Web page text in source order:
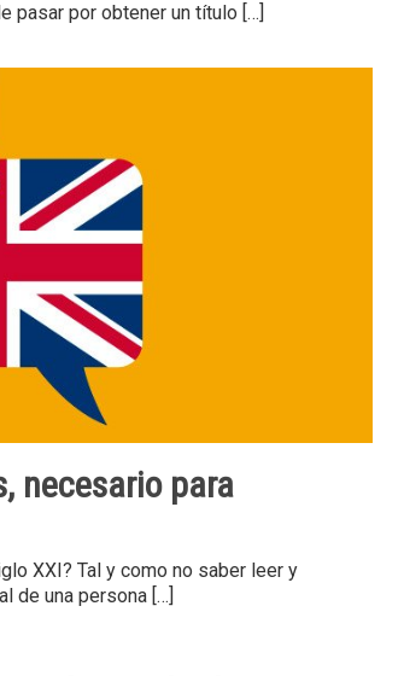
pasar por obtener un título […]
necesario para
XXI? Tal y como no saber leer y
de una persona […]